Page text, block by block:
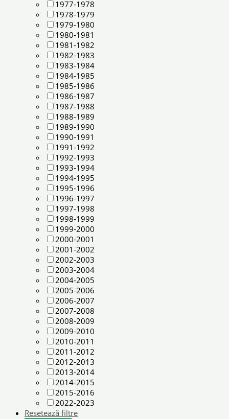
1977-1978
1978-1979
1979-1980
1980-1981
1981-1982
1982-1983
1983-1984
1984-1985
1985-1986
1986-1987
1987-1988
1988-1989
1989-1990
1990-1991
1991-1992
1992-1993
1993-1994
1994-1995
1995-1996
1996-1997
1997-1998
1998-1999
1999-2000
2000-2001
2001-2002
2002-2003
2003-2004
2004-2005
2005-2006
2006-2007
2007-2008
2008-2009
2009-2010
2010-2011
2011-2012
2012-2013
2013-2014
2014-2015
2015-2016
2022-2023
Resetează filtre